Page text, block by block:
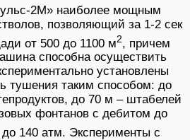
2М» наиболее мощным
позволяющий за 1-2 сек
от 500 до 1100 м2, причем
способна осуществить
установлены
тушения таким способом: до
до 70 м – штабелей
фонтанов с дебитом до
140 атм. Эксперименты с